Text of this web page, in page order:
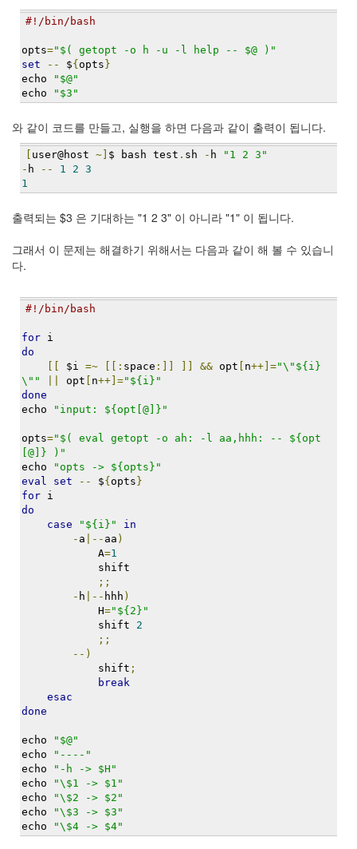
#!/bin/bash
opts="$( getopt -o h -u -l help -- $@ )"
set
-- ${ opts }
echo
"$@"
echo
"$3"
와 같이 코드를 만들고, 실행을 하면 다음과 같이 출력이 됩니다.
user@host ~] $ bash test . sh - h
"1 2 3"
- h -- 1 2 3
1
출력되는 $3 은 기대하는 "1 2 3" 이 아니라 "1" 이 됩니다.
그래서 이 문제는 해결하기 위해서는 다음과 같이 해 볼 수 있습니
다.
#!/bin/bash
for i
do
$i =~ [[: space :]] && opt n++]="\"${i}
\""
opt n++]="${i}"
done
echo
"input: ${opt[@]}"
opts="$( eval getopt -o ah: -l aa,hhh: -- ${opt
[@]} )"
echo
"opts -> ${opts}"
eval
set -- ${ opts }
for i
do
case
"${i}"
in
- a |-- aa )
A=1
shift
;;
- h |-- hhh )
H="${2}"
shift 2
;;
--)
shift ;
break
esac
done
echo
"$@"
echo
"----"
echo
"-h -> $H"
echo
"\$1 -> $1"
echo
"\$2 -> $2"
echo
"\$3 -> $3"
echo
"\$4 -> $4"
iPutty
LInux
Notices
Find!
Categories
전
체
192
절
절
30
이
11
째
사
고
일
지
3
래
57
Mozilla
23
Tip
&
Trick
18